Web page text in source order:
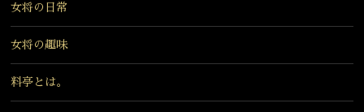
女将の日常
女将の趣味
料亭とは。